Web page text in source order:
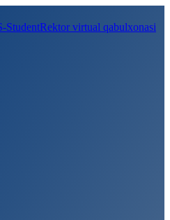
StudentRektor virtual qabulxonasi